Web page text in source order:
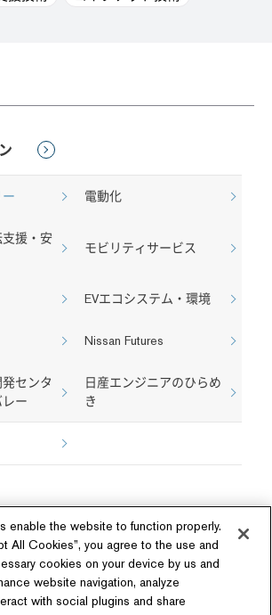
電動化
援・安
モビリティサービス
EVエコシステム・環境
Nissan Futures
センタ
ー
日産エンジニアのひらめ
き
ソーシャルメディア
enable the website to function properly.
All Cookies”, you agree to the use and
cookies on your device by us and
website navigation, analyze
with social plugins and share